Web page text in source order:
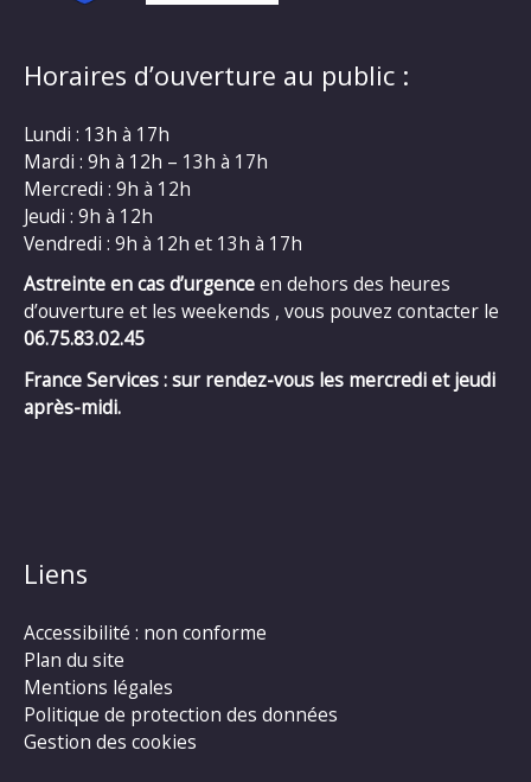
Horaires d’ouverture au public :
Lundi : 13h à 17h
Mardi : 9h à 12h – 13h à 17h
Mercredi : 9h à 12h
Jeudi : 9h à 12h
Vendredi : 9h à 12h et 13h à 17h
Astreinte en cas d’urgenceen dehors des heures
d’ouverture et les weekends , vous pouvez contacter le
06.75.83.02.45
France Services : sur rendez-vous les mercredi et jeudi
après-midi.
Liens
Accessibilité : non conforme
Plan du site
Mentions légales
Politique de protection des données
Gestion des cookies